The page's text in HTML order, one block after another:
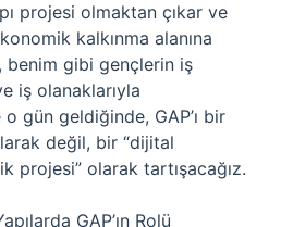
projesi olmaktan çıkar ve
kalkınma alanına
benim gibi gençlerin iş
iş olanaklarıyla
gün geldiğinde, GAP’ı bir
değil, bir “dijital
projesi” olarak tartışacağız.
GAP’ın Rolü